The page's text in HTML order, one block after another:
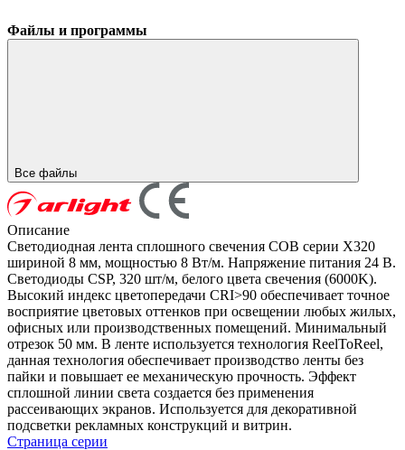
Файлы и программы
Все файлы
Описание
Светодиодная лента сплошного свечения COB серии X320
шириной 8 мм, мощностью 8 Вт/м. Напряжение питания 24 В.
Светодиоды CSP, 320 шт/м, белого цвета свечения (6000K).
Высокий индекс цветопередачи CRI>90 обеспечивает точное
восприятие цветовых оттенков при освещении любых жилых,
офисных или производственных помещений. Минимальный
отрезок 50 мм. В ленте используется технология ReelToReel,
данная технология обеспечивает производство ленты без
пайки и повышает ее механическую прочность. Эффект
сплошной линии света создается без применения
рассеивающих экранов. Используется для декоративной
подсветки рекламных конструкций и витрин.
Страница серии